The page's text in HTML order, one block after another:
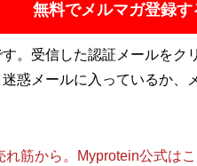
無料でメルマガ登録
。受信した認証メールをク
惑メールに入っているか、
筋から。Myprotein公式は